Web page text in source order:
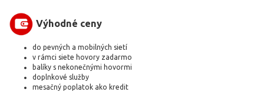
Výhodné ceny
do pevných a mobilných sietí
v rámci siete hovory zadarmo
balíky s nekonečnými hovormi
doplnkové služby
mesačný poplatok ako kredit